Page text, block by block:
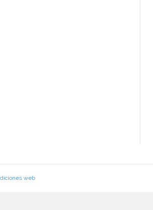
web